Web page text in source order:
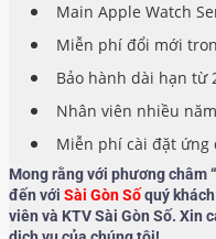
Main Apple Watch
Miễn phí đổi mới
Bảo hành dài hạn từ
Nhân viên nhiều
Miễn phí cài đặt ứng
Mong rằng với phương châm “
đến với Sài Gòn Sốquý
viên và KTV Sài Gòn Số. Xin